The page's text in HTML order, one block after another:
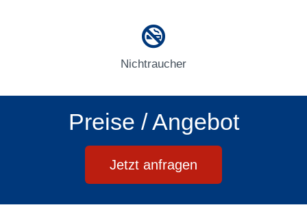
Nichtraucher
Preise / Angebot
Jetzt anfragen